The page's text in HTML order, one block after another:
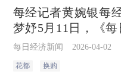
数亿元
每经记者黄婉银每
梦妤5月11日，《每
闻》记者获悉，广
区房地产行业协会
每日经济新闻 2026-04-02
花都 换购